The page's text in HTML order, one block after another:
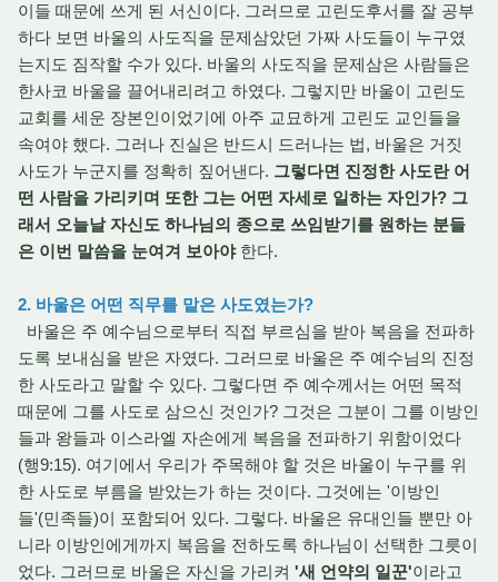
이들 때문에 쓰게 된 서신이다. 그러므로 고린도후서를 잘 공부
하다 보면 바울의 사도직을 문제삼았던 가짜 사도들이 누구였
는지도 짐작할 수가 있다. 바울의 사도직을 문제삼은 사람들은
한사코 바울을 끌어내리려고 하였다. 그렇지만 바울이 고린도
교회를 세운 장본인이었기에 아주 교묘하게 고린도 교인들을
속여야 했다. 그러나 진실은 반드시 드러나는 법, 바울은 거짓
사도가 누군지를 정확히 짚어낸다. 그렇다면 진정한 사도란 어
떤 사람을 가리키며 또한 그는 어떤 자세로 일하는 자인가? 그
래서 오늘날 자신도 하나님의 종으로 쓰임받기를 원하는 분들
은 이번 말씀을 눈여겨 보아야 한다.
2. 바울은 어떤 직무를 맡은 사도였는가?
바울은 주 예수님으로부터 직접 부르심을 받아 복음을 전파하
도록 보내심을 받은 자였다. 그러므로 바울은 주 예수님의 진정
한 사도라고 말할 수 있다. 그렇다면 주 예수께서는 어떤 목적
때문에 그를 사도로 삼으신 것인가? 그것은 그분이 그를 이방인
들과 왕들과 이스라엘 자손에게 복음을 전파하기 위함이었다
(행9:15). 여기에서 우리가 주목해야 할 것은 바울이 누구를 위
한 사도로 부름을 받았는가 하는 것이다. 그것에는 '이방인
들'(민족들)이 포함되어 있다. 그렇다. 바울은 유대인들 뿐만 아
니라 이방인에게까지 복음을 전하도록 하나님이 선택한 그릇이
었다. 그러므로 바울은 자신을 가리켜 '새 언약의 일꾼'이라고